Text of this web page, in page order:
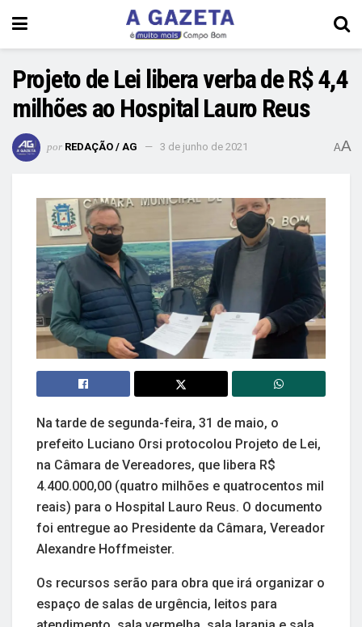
Projeto de Lei libera verba de R$ 4,4
milhões ao Hospital Lauro Reus
por REDAÇÃO / AG 3 de junho de 2021 AA
Na tarde de segunda-feira, 31 de maio, o
prefeito Luciano Orsi protocolou Projeto de Lei,
na Câmara de Vereadores, que libera R$
4.400.000,00 (quatro milhões e quatrocentos mil
reais) para o Hospital Lauro Reus. O documento
foi entregue ao Presidente da Câmara, Vereador
Alexandre Hoffmeister.
Os recursos serão para obra que irá organizar o
espaço de salas de urgência, leitos para